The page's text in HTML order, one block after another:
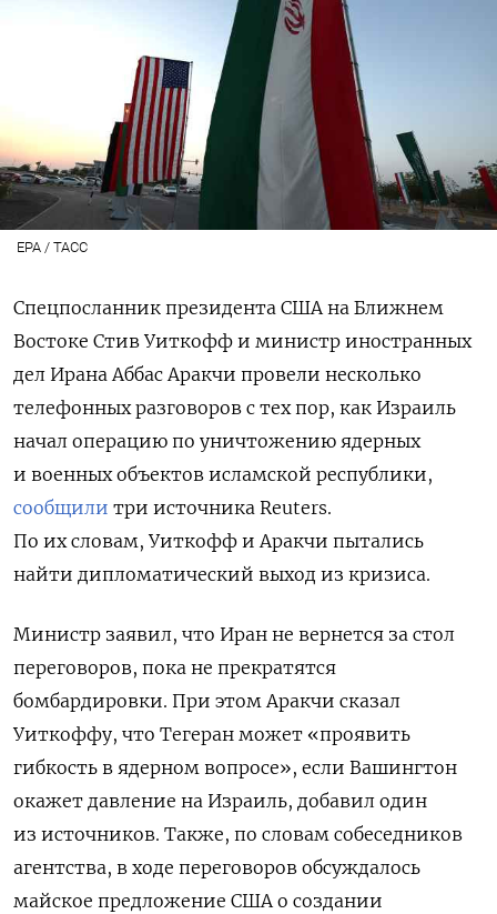
EPA / ТАСС
Спецпосланник президента США на Ближнем
Востоке Стив Уиткофф и министр иностранных
дел Ирана Аббас Аракчи провели несколько
телефонных разговоров с тех пор, как Израиль
начал операцию по уничтожению ядерных
и военных объектов исламской республики,
сообщили три источника Reuters.
По их словам, Уиткофф и Аракчи пытались
найти дипломатический выход из кризиса.
Министр заявил, что Иран не вернется за стол
переговоров, пока не прекратятся
бомбардировки. При этом Аракчи сказал
Уиткоффу, что Тегеран может «проявить
гибкость в ядерном вопросе», если Вашингтон
окажет давление на Израиль, добавил один
из источников. Также, по словам собеседников
агентства, в ходе переговоров обсуждалось
майское предложение США о создании